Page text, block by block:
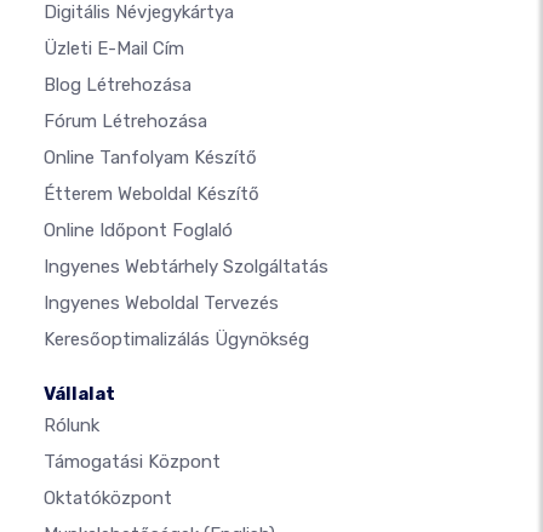
Digitális Névjegykártya
Üzleti E-Mail Cím
Blog Létrehozása
Fórum Létrehozása
Online Tanfolyam Készítő
Étterem Weboldal Készítő
Online Időpont Foglaló
Ingyenes Webtárhely Szolgáltatás
Ingyenes Weboldal Tervezés
Keresőoptimalizálás Ügynökség
Vállalat
Rólunk
Támogatási Központ
Oktatóközpont